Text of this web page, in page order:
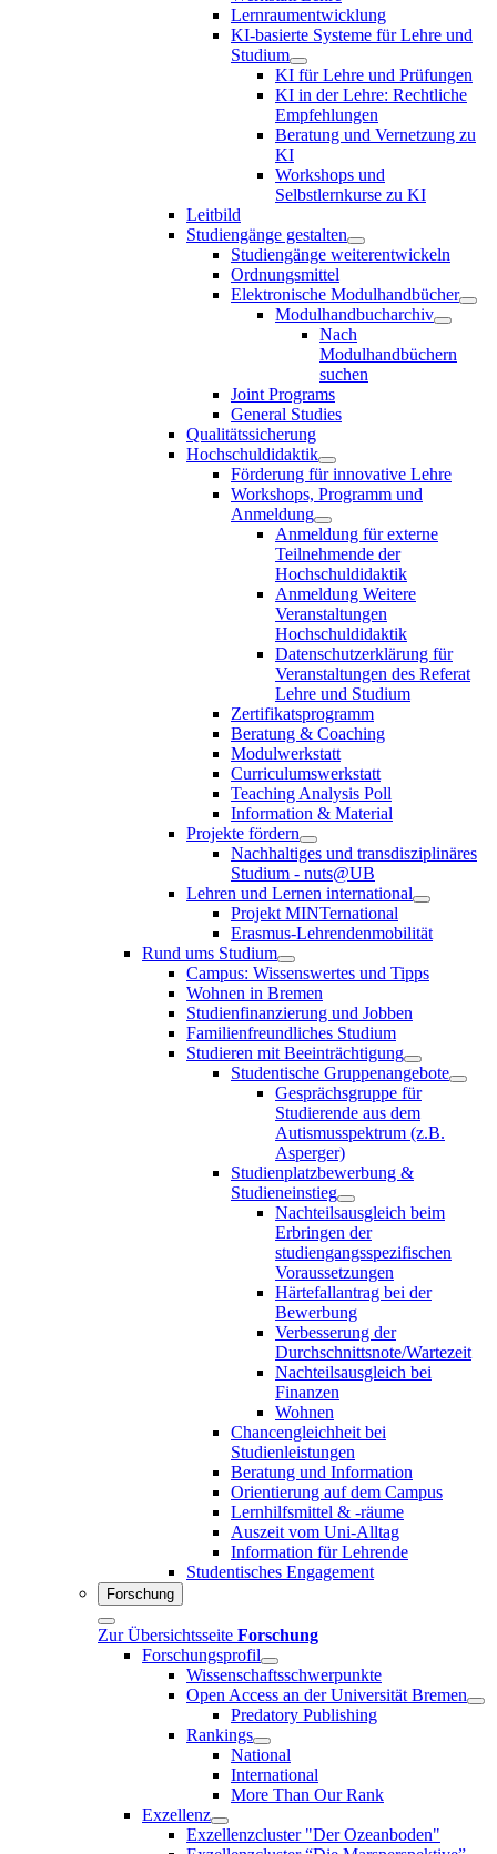
Lernraumentwicklung
KI-basierte Systeme für Lehre und
Studium
KI für Lehre und Prüfungen
KI in der Lehre: Rechtliche
Empfehlungen
Beratung und Vernetzung zu
KI
Workshops und
Selbstlernkurse zu KI
Leitbild
Studiengänge gestalten
Studiengänge weiterentwickeln
Ordnungsmittel
Elektronische Modulhandbücher
Modulhandbucharchiv
Nach
Modulhandbüchern
suchen
Joint Programs
General Studies
Qualitätssicherung
Hochschuldidaktik
Förderung für innovative Lehre
Workshops, Programm und
Anmeldung
Anmeldung für externe
Teilnehmende der
Hochschuldidaktik
Anmeldung Weitere
Veranstaltungen
Hochschuldidaktik
Datenschutzerklärung für
Veranstaltungen des Referat
Lehre und Studium
Zertifikatsprogramm
Beratung & Coaching
Modulwerkstatt
Curriculumswerkstatt
Teaching Analysis Poll
Information & Material
Projekte fördern
Nachhaltiges und transdisziplinäres
Studium - nuts@UB
Lehren und Lernen international
Projekt MINTernational
Erasmus-Lehrendenmobilität
Rund ums Studium
Campus: Wissenswertes und Tipps
Wohnen in Bremen
Studienfinanzierung und Jobben
Familienfreundliches Studium
Studieren mit Beeinträchtigung
Studentische Gruppenangebote
Gesprächsgruppe für
Studierende aus dem
Autismusspektrum (z.B.
Asperger)
Studienplatzbewerbung &
Studieneinstieg
Nachteilsausgleich beim
Erbringen der
studiengangsspezifischen
Voraussetzungen
Härtefallantrag bei der
Bewerbung
Verbesserung der
Durchschnittsnote/Wartezeit
Nachteilsausgleich bei
Finanzen
Wohnen
Chancengleichheit bei
Studienleistungen
Beratung und Information
Orientierung auf dem Campus
Lernhilfsmittel & -räume
Auszeit vom Uni-Alltag
Information für Lehrende
Studentisches Engagement
Forschung
Zur Übersichtsseite Forschung
Forschungsprofil
Wissenschaftsschwerpunkte
Open Access an der Universität Bremen
Predatory Publishing
Rankings
National
International
More Than Our Rank
Exzellenz
Exzellenzcluster "Der Ozeanboden"